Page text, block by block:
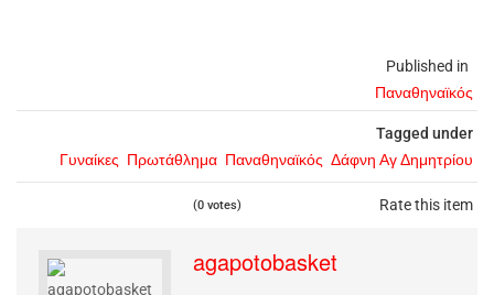
Published in
Παναθηναϊκός
Tagged under
Γυναίκες Πρωτάθλημα Παναθηναϊκός Δάφνη Αγ Δημητρίου
Rate this item
(0 votes)
agapotobasket